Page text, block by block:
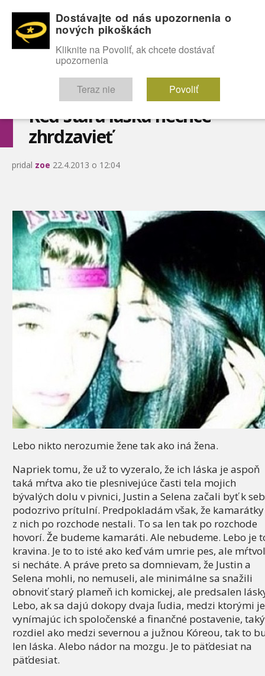
OMG! SEXICE
Keď stará láska nechce
zhrdzavieť
pridal zoe 22.4.2013 o 12:04
Lebo nikto nerozumie žene tak ako iná žena.
Napriek tomu, že už to vyzeralo, že ich láska je aspoň
taká mŕtva ako tie plesnivejúce časti tela mojich
bývalých dolu v pivnici, Justin a Selena začali byť k
podozrivo prítulní. Predpokladám však, že
z nich po rozchode nestali. To sa len tak po rozchode
hovorí. Že budeme kamaráti. Ale nebudeme. Lebo je
kravina. Je to to isté ako keď vám umrie pes, ale
si necháte. A práve preto sa domnievam, že Justin a
Selena mohli, no nemuseli, ale minimálne sa snažili
obnoviť starý plameň ich komickej, ale predsalen
Lebo, ak sa dajú dokopy dvaja ľudia, medzi ktorými
vynímajúc ich spoločenské a finančné postavenie, taký
rozdiel ako medzi severnou a južnou Kóreou, tak to
len láska. Alebo nádor na mozgu. Je to päťdesiat na
päťdesiat.
Dostávajte od nás upozornenia o
nových pikoškách
Kliknite na Povoliť, ak chcete dostávať
upozornenia
Teraz nie Povoliť